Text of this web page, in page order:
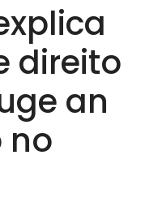
direito
an
no